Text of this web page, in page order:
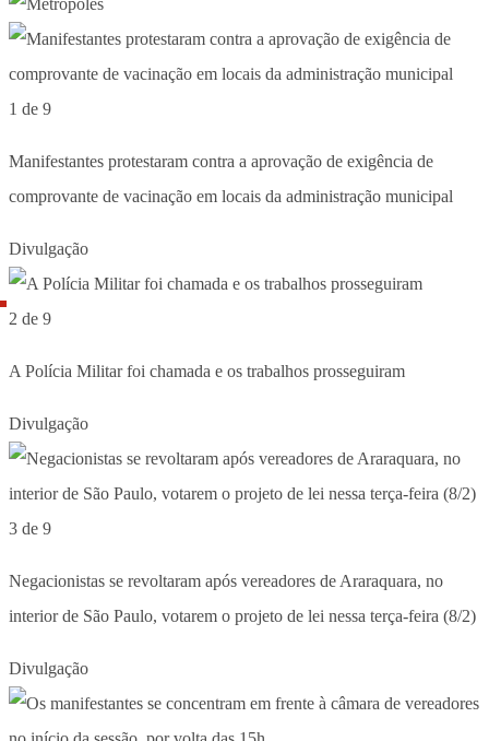
1 de 9
Manifestantes protestaram contra a aprovação de exigência de
comprovante de vacinação em locais da administração municipal
Divulgação
2 de 9
A Polícia Militar foi chamada e os trabalhos prosseguiram
Divulgação
3 de 9
Negacionistas se revoltaram após vereadores de Araraquara, no
interior de São Paulo, votarem o projeto de lei nessa terça-feira (8/2)
Divulgação